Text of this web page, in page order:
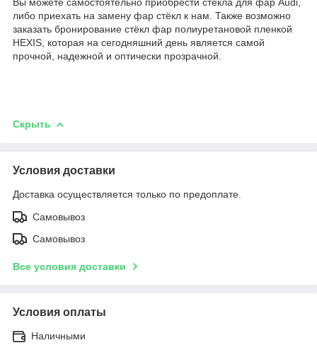
либо приехать на замену фар стёкл к нам. Также возможно
заказать бронирование стёкл фар полиуретановой пленкой
HEXIS, которая на сегодняшний день является самой
прочной, надежной и оптически прозрачной.
Скрыть
Условия доставки
Доставка осуществляется только по предоплате.
Самовывоз
Самовывоз
Все условия доставки
Условия оплаты
Наличными